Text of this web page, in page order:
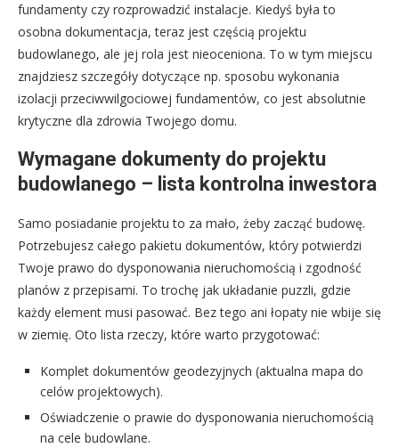
fundamenty czy rozprowadzić instalacje. Kiedyś była to
osobna dokumentacja, teraz jest częścią projektu
budowlanego, ale jej rola jest nieoceniona. To w tym miejscu
znajdziesz szczegóły dotyczące np. sposobu wykonania
izolacji przeciwwilgociowej fundamentów, co jest absolutnie
krytyczne dla zdrowia Twojego domu.
Wymagane dokumenty do projektu
budowlanego – lista kontrolna inwestora
Samo posiadanie projektu to za mało, żeby zacząć budowę.
Potrzebujesz całego pakietu dokumentów, który potwierdzi
Twoje prawo do dysponowania nieruchomością i zgodność
planów z przepisami. To trochę jak układanie puzzli, gdzie
każdy element musi pasować. Bez tego ani łopaty nie wbije się
w ziemię. Oto lista rzeczy, które warto przygotować:
Komplet dokumentów geodezyjnych (aktualna mapa do
celów projektowych).
Oświadczenie o prawie do dysponowania nieruchomością
na cele budowlane.